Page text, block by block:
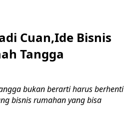
Cuan,Ide Bisnis
Tangga
bukan berarti harus berhenti
bisnis rumahan yang bisa